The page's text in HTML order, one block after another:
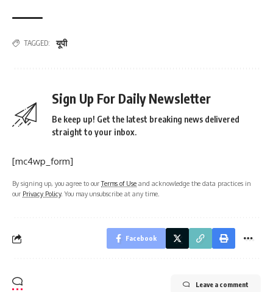
TAGGED: यूपी
Sign Up For Daily Newsletter
Be keep up! Get the latest breaking news delivered
straight to your inbox.
[mc4wp_form]
By signing up, you agree to ourTerms of Use and acknowledge the data practices in
our Privacy Policy. You may unsubscribe at any time.
Facebook
Leave a comment